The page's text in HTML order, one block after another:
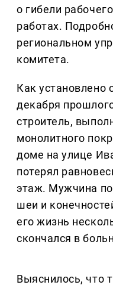
о гибели
работах.
региональном
комитета.
Как установлено
декабря
строитель,
монолитного
доме на улице
потерял
этаж. Мужчина
шеи и
его жизнь
скончался в
Выяснилось, что